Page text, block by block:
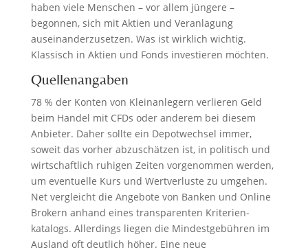
haben viele Menschen – vor allem jüngere –
begonnen, sich mit Aktien und Veranlagung
auseinanderzusetzen. Was ist wirklich wichtig.
Klassisch in Aktien und Fonds investieren möchten.
Quellenangaben
78 % der Konten von Kleinanlegern verlieren Geld
beim Handel mit CFDs oder anderem bei diesem
Anbieter. Daher sollte ein Depotwechsel immer,
soweit das vorher abzuschätzen ist, in politisch und
wirtschaftlich ruhigen Zeiten vorgenommen werden,
um eventuelle Kurs und Wertverluste zu umgehen.
Net vergleicht die Angebote von Banken und Online
Brokern anhand eines transparenten Kriterien­
katalogs. Allerdings liegen die Mindestgebühren im
Ausland oft deutlich höher. Eine neue